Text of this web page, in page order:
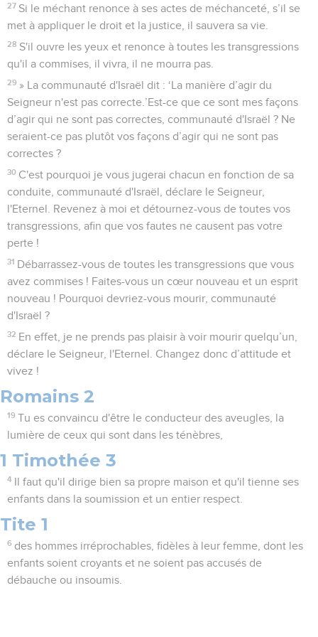
27 Si le méchant renonce à ses actes de méchanceté, s’il se
met à appliquer le droit et la justice, il sauvera sa vie.
28 S'il ouvre les yeux et renonce à toutes les transgressions
qu'il a commises, il vivra, il ne mourra pas.
29 » La communauté d'Israël dit : ‘La manière d’agir du
Seigneur n'est pas correcte.’Est-ce que ce sont mes façons
d’agir qui ne sont pas correctes, communauté d'Israël ? Ne
seraient-ce pas plutôt vos façons d’agir qui ne sont pas
correctes ?
30 C'est pourquoi je vous jugerai chacun en fonction de sa
conduite, communauté d'Israël, déclare le Seigneur,
l'Eternel. Revenez à moi et détournez-vous de toutes vos
transgressions, afin que vos fautes ne causent pas votre
perte !
31 Débarrassez-vous de toutes les transgressions que vous
avez commises ! Faites-vous un cœur nouveau et un esprit
nouveau ! Pourquoi devriez-vous mourir, communauté
d'Israël ?
32 En effet, je ne prends pas plaisir à voir mourir quelqu’un,
déclare le Seigneur, l'Eternel. Changez donc d’attitude et
vivez !
Romains 2
19 Tu es convaincu d'être le conducteur des aveugles, la
lumière de ceux qui sont dans les ténèbres,
1 Timothée 3
4
Il faut qu'il dirige bien sa propre maison et qu'il tienne ses
enfants dans la soumission et un entier respect.
Tite 1
6 des hommes irréprochables, fidèles à leur femme, dont les
enfants soient croyants et ne soient pas accusés de
débauche ou insoumis.